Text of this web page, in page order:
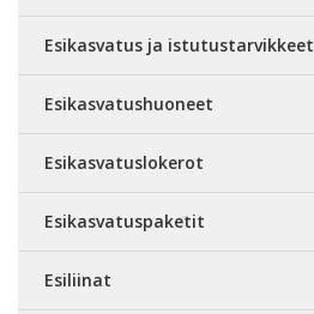
Esikasvatus ja istutustarvikkeet
Esikasvatushuoneet
Esikasvatuslokerot
Esikasvatuspaketit
Esiliinat